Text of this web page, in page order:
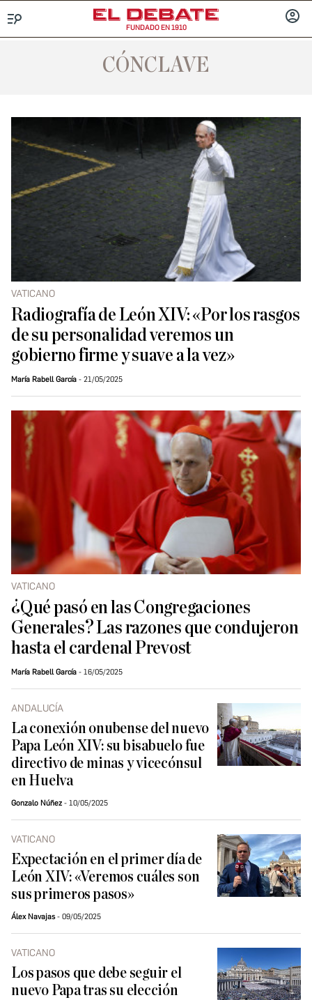
FUNDADO EN 1910
CÓNCLAVE
VATICANO
Radiografía de León XIV: «Por los rasgos
de su personalidad veremos un
gobierno firme y suave a la vez»
María Rabell García 21/05/2025
VATICANO
¿Qué pasó en las Congregaciones
Generales? Las razones que condujeron
hasta el cardenal Prevost
María Rabell García 16/05/2025
ANDALUCÍA
La conexión onubense del nuevo
Papa León XIV: su bisabuelo fue
directivo de minas y vicecónsul
en Huelva
Gonzalo Núñez 10/05/2025
VATICANO
Expectación en el primer día de
León XIV: «Veremos cuáles son
sus primeros pasos»
Álex Navajas 09/05/2025
VATICANO
Los pasos que debe seguir el
nuevo Papa tras su elección